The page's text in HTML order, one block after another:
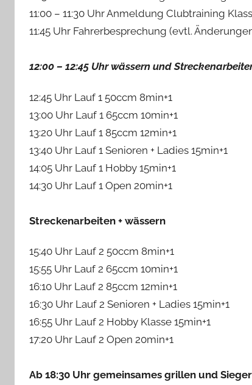
11:00 – 11:30 Uhr Anmeldung Clubtraining
11:45 Uhr Fahrerbesprechung (evtl.
12:00 – 12:45 Uhr wässern und
12:45 Uhr Lauf 1 50ccm 8min+1
13:00 Uhr Lauf 1 65ccm 10min+1
13:20 Uhr Lauf 1 85ccm 12min+1
13:40 Uhr Lauf 1 Senioren + Ladies 15min+1
14:05 Uhr Lauf 1 Hobby 15min+1
14:30 Uhr Lauf 1 Open 20min+1
Streckenarbeiten + wässern
15:40 Uhr Lauf 2 50ccm 8min+1
15:55 Uhr Lauf 2 65ccm 10min+1
16:10 Uhr Lauf 2 85ccm 12min+1
16:30 Uhr Lauf 2 Senioren + Ladies 15min+1
16:55 Uhr Lauf 2 Hobby Klasse 15min+1
17:20 Uhr Lauf 2 Open 20min+1
Ab 18:30 Uhr gemeinsames grillen und